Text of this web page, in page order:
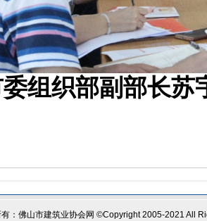
组织部副部长苏
：佛山市建筑业协会网 ©Copyright 2005-2021 All